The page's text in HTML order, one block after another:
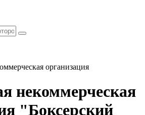
организация
некоммерческая
"Боксерский